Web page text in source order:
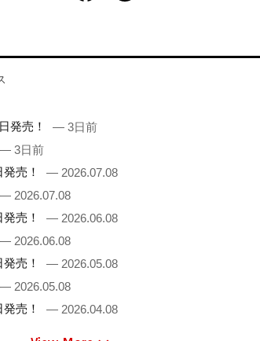
発売！
— 3日前
— 3日前
売！
— 2026.07.08
— 2026.07.08
売！
— 2026.06.08
— 2026.06.08
売！
— 2026.05.08
— 2026.05.08
売！
— 2026.04.08